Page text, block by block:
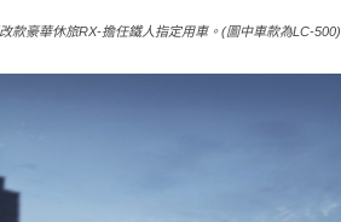
款豪華休旅RX-擔任鐵人指定用車。(圖中車款為LC-500)